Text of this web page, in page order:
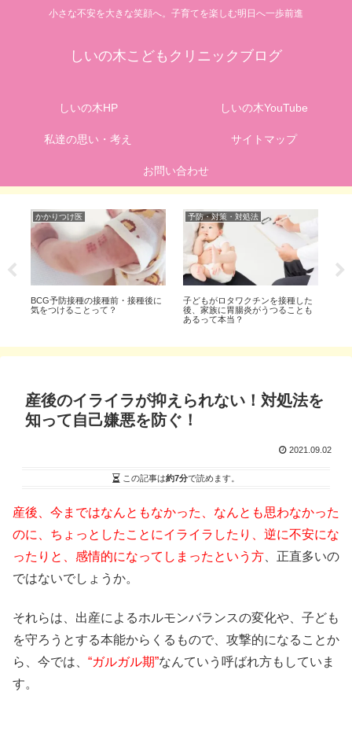
小さな不安を大きな笑顔へ。子育てを楽しむ明日へ一歩前進
しいの木こどもクリニックブログ
しいの木HP しいの木YouTube
私達の思い・考え サイトマップ
お問い合わせ
かかりつけ医
BCG予防接種の接種前・接種後に
気をつけることって？
予防・対策・対処法
子どもがロタワクチンを接種した
後、家族に胃腸炎がうつることも
あるって本当？
産後のイライラが抑えられない！対処法を
知って自己嫌悪を防ぐ！
2021.09.02
この記事は約7分で読めます。
産後、今まではなんともなかった、なんとも思わなかった
のに、ちょっとしたことにイライラしたり、逆に不安にな
ったりと、感情的になってしまったという方 、正直多いの
ではないでしょうか。
それらは、出産によるホルモンバランスの変化や、子ども
を守ろうとする本能からくるもので、攻撃的になることか
ら、今では、 “ガルガル期”なんていう呼ばれ方もしていま
す。